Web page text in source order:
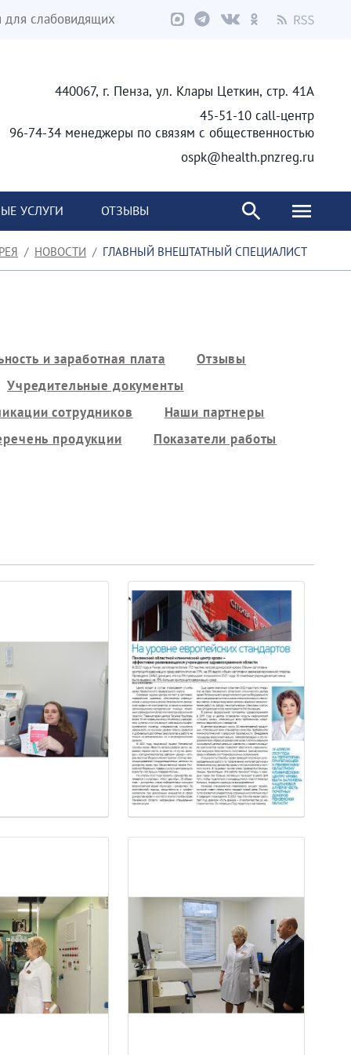
для слабовидящих
440067, г. Пенза, ул. Клары Цеткин, стр. 41А
45-51-10 call-центр
96-74-34 менеджеры по связям с общественностью
ospk@health.pnzreg.ru
УСЛУГИ ОТЗЫВЫ
НОВОСТИ ГЛАВНЫЙ ВНЕШТАТНЫЙ СПЕЦИАЛИСТ
и заработная плата
Отзывы
Учредительные документы
сотрудников
Наши партнеры
продукции
Показатели работы